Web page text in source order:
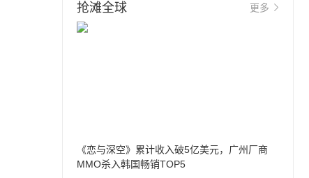
抢滩全球 更多
《恋与深空》累计收入破5亿美元，广州厂商
MMO杀入韩国畅销TOP5